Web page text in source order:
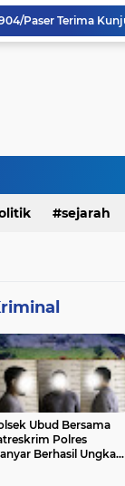
Masuk Fase
sejarah
Ubud Bersama
Polres
Berhasil Ungkap